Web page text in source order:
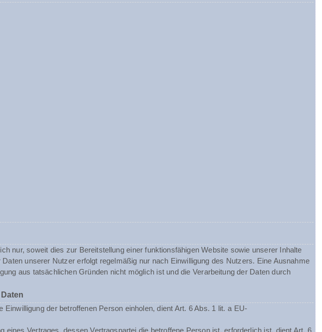
nur, soweit dies zur Bereitstellung einer funktionsfähigen Website sowie unserer Inhalte
unserer Nutzer erfolgt regelmäßig nur nach Einwilligung des Nutzers. Eine Ausnahme
aus tatsächlichen Gründen nicht möglich ist und die Verarbeitung der Daten durch
der betroffenen Person einholen, dient Art. 6 Abs. 1 lit. a EU-
eines Vertrages, dessen Vertragspartei die betroffene Person ist, erforderlich ist, dient Art. 6